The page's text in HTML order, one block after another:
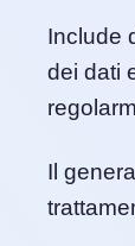
Include
dei dati
Il